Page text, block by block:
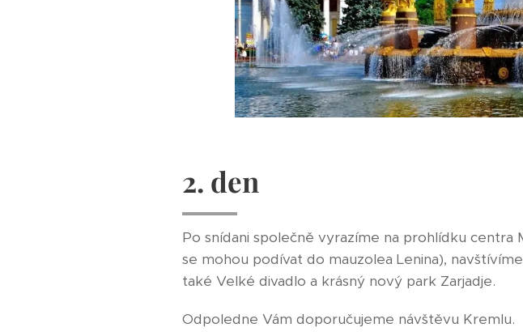
2. den
Po snídani společně vyrazíme na prohlídku centra
se mohou podívat do mauzolea Lenina),
také Velké divadlo a krásný nový park Zarjadje.
Odpoledne Vám doporučujeme návštěvu Kremlu.